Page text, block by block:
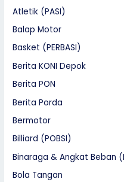
Atletik (PASI)
Balap Motor
Basket (PERBASI)
Berita KONI Depok
Berita PON
Berita Porda
Bermotor
Billiard (POBSI)
Binaraga & Angkat Beban
Bola Tangan